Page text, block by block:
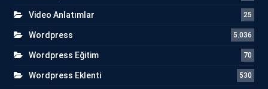
Video Anlatımlar 25
Wordpress 5.036
Wordpress Eğitim 70
Wordpress Eklenti 530